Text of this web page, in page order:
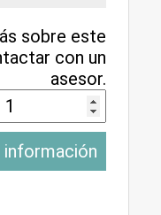
sobre este
con un
asesor.